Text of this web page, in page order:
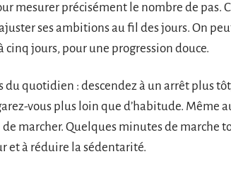
mesurer précisément le nombre de pas.
ses ambitions au fil des jours. On
cinq jours, pour une progression douce.
du quotidien : descendez à un arrêt plus
vous plus loin que d’habitude. Même
marcher. Quelques minutes de marche
et à réduire la sédentarité.